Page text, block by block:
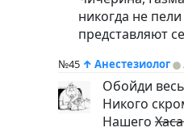
никогда не
представляют
№45 ↑ Анестезиолог
Обойди
Никого
Нашего